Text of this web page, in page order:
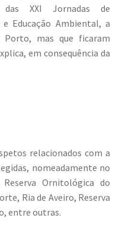
XXI Jornadas de
Educação Ambiental, a
Porto, mas que ficaram
em consequência da
relacionados com a
nomeadamente no
Reserva Ornitológica do
Ria de Aveiro, Reserva
entre outras.